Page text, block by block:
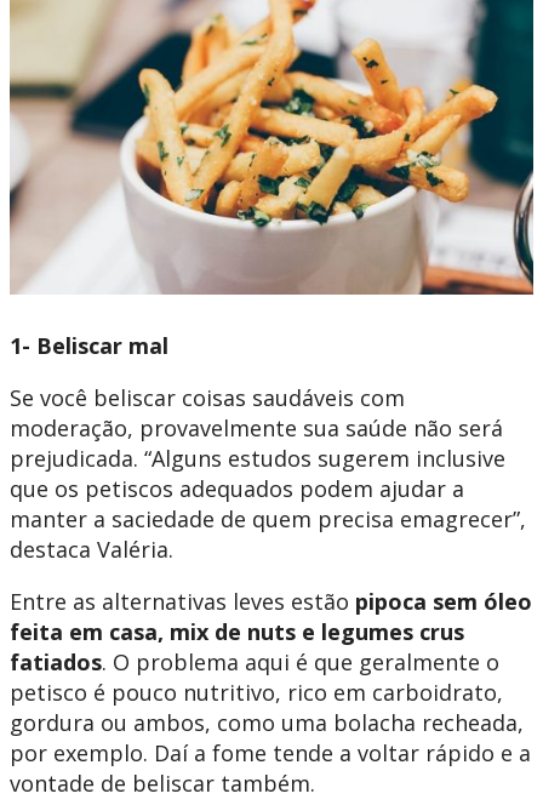
1- Beliscar mal
Se você beliscar coisas saudáveis com
moderação, provavelmente sua saúde não será
prejudicada. “Alguns estudos sugerem inclusive
que os petiscos adequados podem ajudar a
manter a saciedade de quem precisa emagrecer”,
destaca Valéria.
Entre as alternativas leves estão pipoca sem óleo
feita em casa, mix de nuts e legumes crus
fatiados. O problema aqui é que geralmente o
petisco é pouco nutritivo, rico em carboidrato,
gordura ou ambos, como uma bolacha recheada,
por exemplo. Daí a fome tende a voltar rápido e a
vontade de beliscar também.